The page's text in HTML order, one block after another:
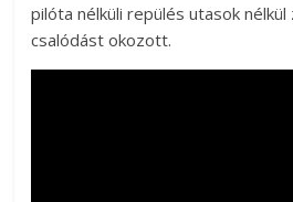
pilóta nélküli repülés utasok
csalódást okozott.